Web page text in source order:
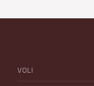
VOLI